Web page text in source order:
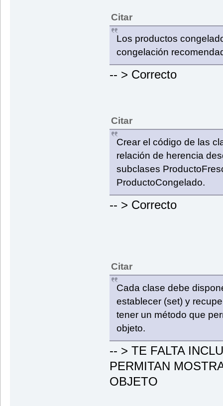
Citar
Los productos
congelación
-- > Correcto
Citar
Crear el código de las
relación de herencia
subclases
ProductoCongelado.
-- > Correcto
Citar
Cada clase debe
establecer (set) y
tener un método que
objeto.
-- > TE FALTA
PERMITAN
OBJETO